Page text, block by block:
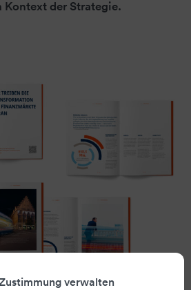
Kontext der Strategie.
verwalten